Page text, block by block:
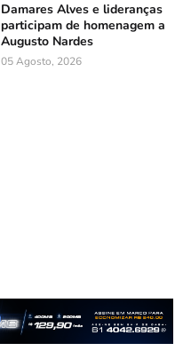
Damares Alves e lideranças
participam de homenagem a
Augusto Nardes
05 Agosto, 2026